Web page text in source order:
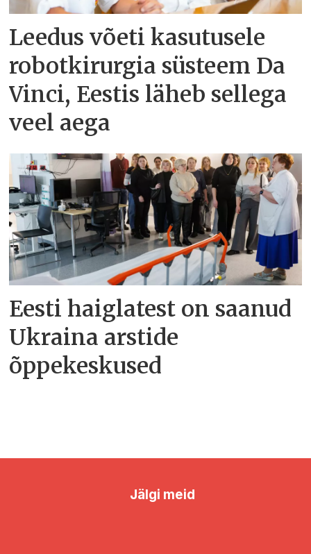
Leedus võeti kasutusele
robotkirurgia süsteem Da
Vinci, Eestis läheb sellega
veel aega
Eesti haiglatest on saanud
Ukraina arstide
õppekeskused
Jälgi meid